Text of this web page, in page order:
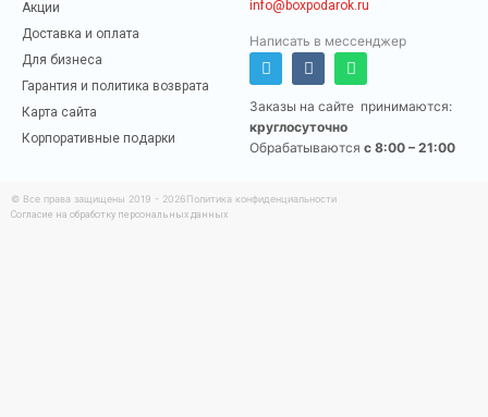
Акции
Доставка и оплата
Для бизнеса
Гарантия и политика возврата
Карта сайта
Корпоративные подарки
info@boxpodarok.ru
Написать в мессенджер
T
e
l
g
r
V
k
W
h
a
a
Заказы на сайте принимаются:
круглосуточно
Обрабатываются c 8:00 – 21:00
© Все права защищены 2019 - 2026Политика конфиденциальности
Согласие на обработку персональных данных